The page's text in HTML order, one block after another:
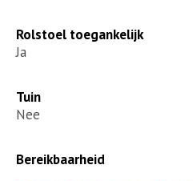
Rolstoel toegankelijk
Ja
Tuin
Nee
Bereikbaarheid